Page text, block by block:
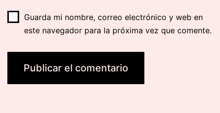
Guarda mi nombre, correo electrónico y web en
este navegador para la próxima vez que comente.